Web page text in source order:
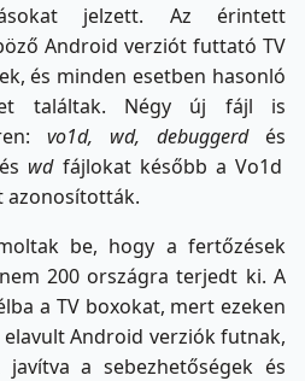
jelzett. Az érintett
Android verziót futtató TV
és minden esetben hasonló
találtak. Négy új fájl is
vo1d, wd, debuggerd és
és wdfájlokat később a Vo1d
azonosították.
be, hogy a fertőzések
200 országra terjedt ki. A
a TV boxokat, mert ezeken
Android verziók futnak,
javítva a sebezhetőségek és